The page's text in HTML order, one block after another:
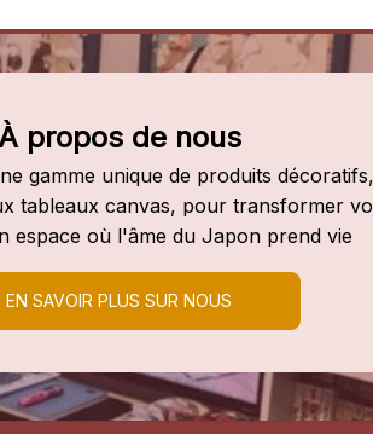
propos de nous
gamme unique de produits décoratifs,
tableaux canvas, pour transformer
espace où l'âme du Japon prend vie
EN SAVOIR PLUS SUR NOUS